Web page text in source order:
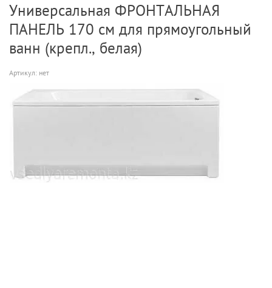
Универсальная ФРОНТАЛЬНАЯ
ПАНЕЛЬ 170 см для прямоугольный
ванн (крепл., белая)
Артикул: нет